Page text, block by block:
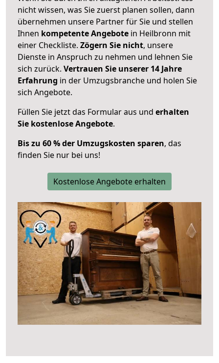
nicht wissen, was Sie zuerst planen sollen, dann
übernehmen unsere Partner für Sie und stellen
Ihnen kompetente Angebote in Heilbronn mit
einer Checkliste. Zögern Sie nicht, unsere
Dienste in Anspruch zu nehmen und lehnen Sie
sich zurück. Vertrauen Sie unserer 14 Jahre
Erfahrung in der Umzugsbranche und holen Sie
sich Angebote.
Füllen Sie jetzt das Formular aus und erhalten
Sie kostenlose Angebote.
Bis zu 60 % der Umzugskosten sparen, das
finden Sie nur bei uns!
Kostenlose Angebote erhalten